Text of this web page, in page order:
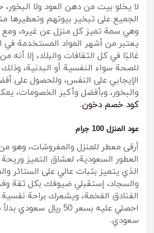
لا يخلو بيت من دهن العود ولا
الجميع على تبخير بيوتهم وتعطيرها
وهي سمة تميز كل منزل عن غيره، ومع
يعتبر من أشهر المواد المستخدمة في
غالبًا في كل الثقافات والبلاد، إلا أنه
للصحة سواء النفسية أو البدنية،
الإيجابي على النفس، وللحصول على
والبخور، وبأفضل وأكبر الخصومات،
كود خصم دخون.
عود المنزل 100 جرام
أرقى معطر للمنزل والمفروشات، وهو
العطور السعودية، لعشاق التميز وريحة
الذي يتميز بثبات عالي على الستائر
والسجاد، إستقبلي ضيوفك بكل ثقة
الفنادق الفخمة، ويشعرك براحة
سعودي.